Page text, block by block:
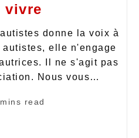
vivre
donne la voix à
elle n'engage
Il ne s'agit pas
Nous vous…
read